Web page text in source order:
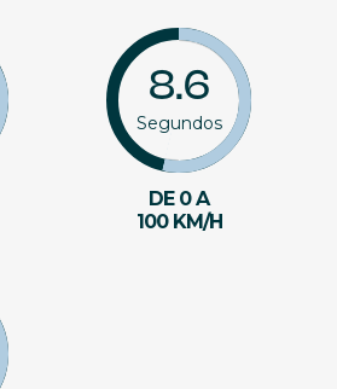
8.6
Segundos
DE 0 A
100 KM/H